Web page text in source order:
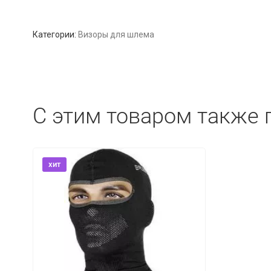
Категории: Визоры для шлема
C этим товаром также
хит